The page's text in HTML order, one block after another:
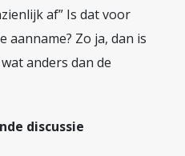
af” Is dat voor
aanname? Zo ja, dan is
anders dan de
discussie